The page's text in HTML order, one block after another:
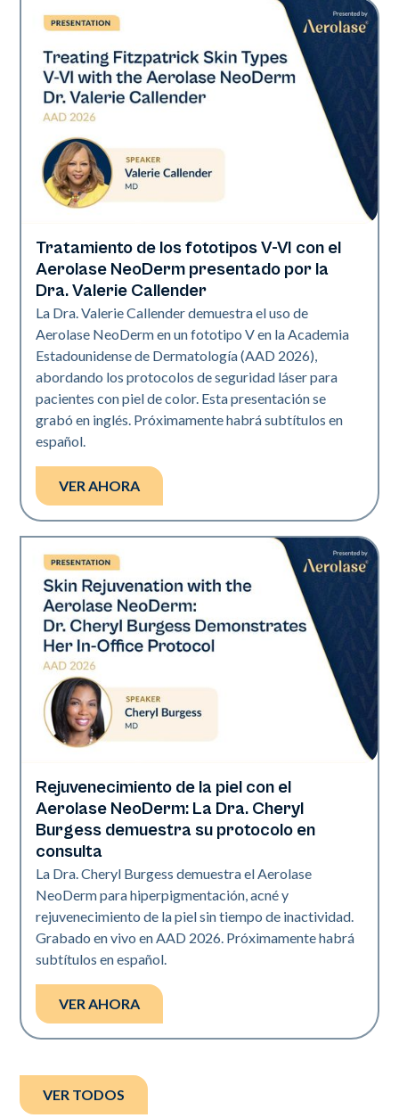
Neo Elite | Presentaciones
Tratamiento de los fototipos V-VI con el
Aerolase NeoDerm presentado por la
Dra. Valerie Callender
La Dra. Valerie Callender demuestra el uso de
Aerolase NeoDerm en un fototipo V en la Academia
Estadounidense de Dermatología (AAD 2026),
abordando los protocolos de seguridad láser para
pacientes con piel de color. Esta presentación se
grabó en inglés. Próximamente habrá subtítulos en
español.
VER AHORA
Neo Elite | Presentaciones
Rejuvenecimiento de la piel con el
Aerolase NeoDerm: La Dra. Cheryl
Burgess demuestra su protocolo en
consulta
La Dra. Cheryl Burgess demuestra el Aerolase
NeoDerm para hiperpigmentación, acné y
rejuvenecimiento de la piel sin tiempo de inactividad.
Grabado en vivo en AAD 2026. Próximamente habrá
subtítulos en español.
VER AHORA
VER TODOS